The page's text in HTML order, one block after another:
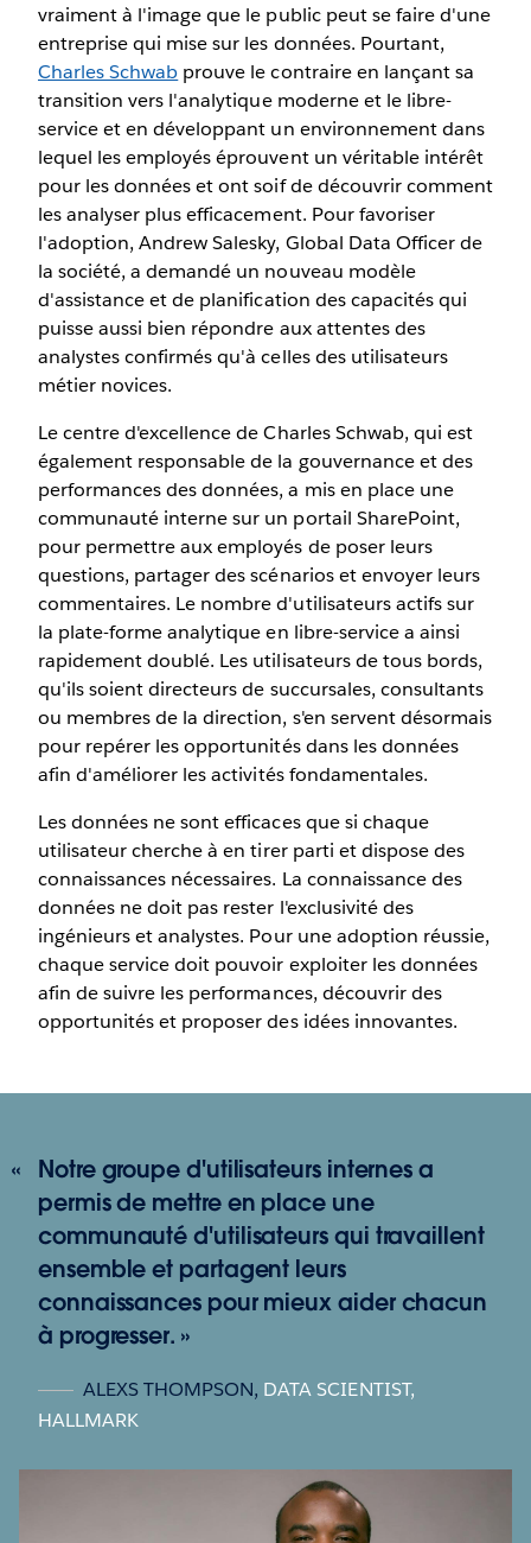
vraiment à l'image que le public peut se faire d'une
entreprise qui mise sur les données. Pourtant,
Charles Schwab prouve le contraire en lançant sa
transition vers l'analytique moderne et le libre-
service et en développant un environnement dans
lequel les employés éprouvent un véritable intérêt
pour les données et ont soif de découvrir comment
les analyser plus efficacement. Pour favoriser
l'adoption, Andrew Salesky, Global Data Officer de
la société, a demandé un nouveau modèle
d'assistance et de planification des capacités qui
puisse aussi bien répondre aux attentes des
analystes confirmés qu'à celles des utilisateurs
métier novices.
Le centre d'excellence de Charles Schwab, qui est
également responsable de la gouvernance et des
performances des données, a mis en place une
communauté interne sur un portail SharePoint,
pour permettre aux employés de poser leurs
questions, partager des scénarios et envoyer leurs
commentaires. Le nombre d'utilisateurs actifs sur
la plate-forme analytique en libre-service a ainsi
rapidement doublé. Les utilisateurs de tous bords,
qu'ils soient directeurs de succursales, consultants
ou membres de la direction, s'en servent désormais
pour repérer les opportunités dans les données
afin d'améliorer les activités fondamentales.
Les données ne sont efficaces que si chaque
utilisateur cherche à en tirer parti et dispose des
connaissances nécessaires. La connaissance des
données ne doit pas rester l'exclusivité des
ingénieurs et analystes. Pour une adoption réussie,
chaque service doit pouvoir exploiter les données
afin de suivre les performances, découvrir des
opportunités et proposer des idées innovantes.
Notre groupe d'utilisateurs internes a
permis de mettre en place une
communauté d'utilisateurs qui travaillent
ensemble et partagent leurs
connaissances pour mieux aider chacun
à progresser.
ALEXS THOMPSON, DATA SCIENTIST,
HALLMARK